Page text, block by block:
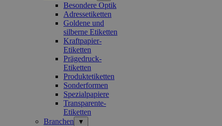
Besondere Optik
Adressetiketten
Goldene und
silberne Etiketten
Kraftpapier-
Etiketten
Prägedruck-
Etiketten
Produktetiketten
Sonderformen
Spezialpapiere
Transparente-
Etiketten
Branchen
▼